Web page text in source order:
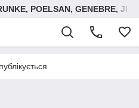
POELSAN, GENEBRE,